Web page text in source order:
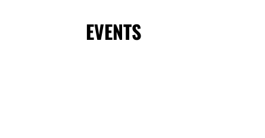
EVENTS